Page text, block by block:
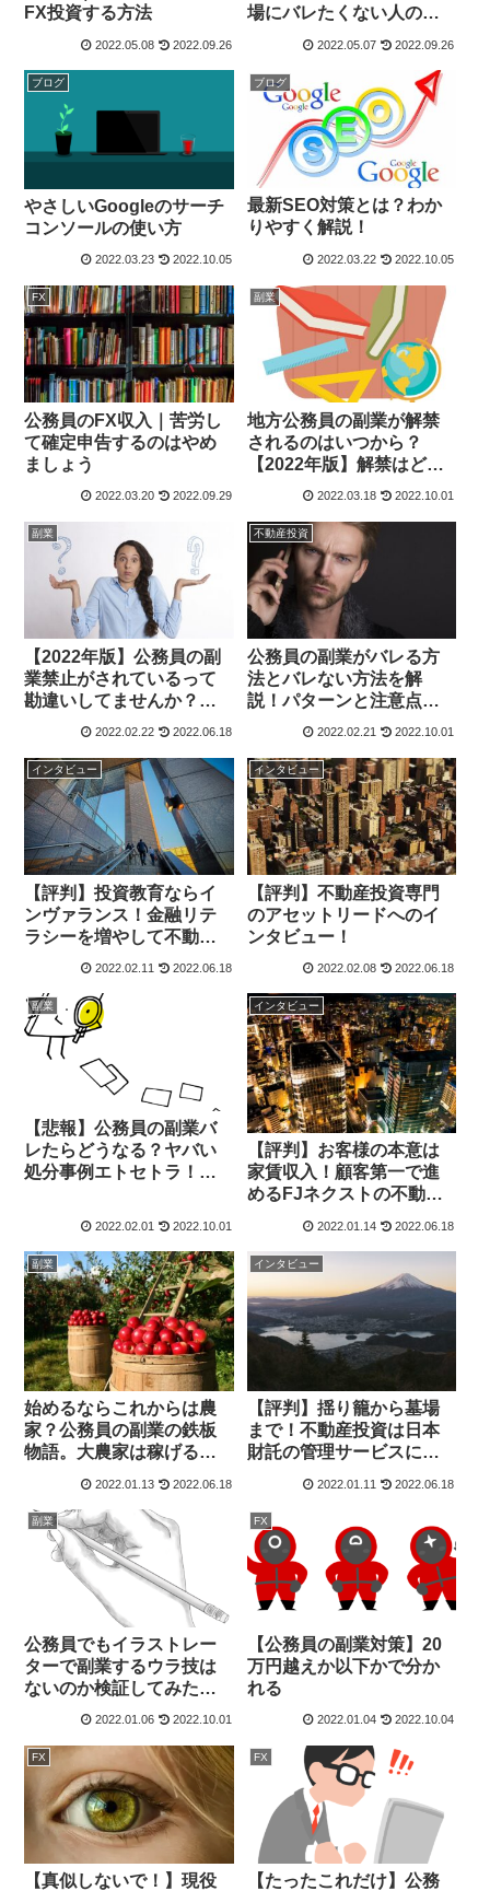
FX投資する方法
2022.05.08 2022.09.26
場にバレたくない人の為
2022.05.07 2022.09.26
ブログ
やさしいGoogleのサーチ
コンソールの使い方
2022.03.23 2022.10.05
ブログ
最新SEO対策とは？わか
りやすく解説！
2022.03.22 2022.10.05
FX
公務員のFX収入｜苦労し
て確定申告するのはやめ
ましょう
2022.03.20 2022.09.29
副業
地方公務員の副業が解禁
されるのはいつから？
【2022年版】解禁はどん
どん進んでいる！
2022.03.18 2022.10.01
副業
【2022年版】公務員の副
業禁止がされているって
勘違いしてませんか？副
業解禁した自治体
2022.02.22 2022.06.18
不動産投資
公務員の副業がバレる方
法とバレない方法を解
説！パターンと注意点に
ついて【不動産投資】
2022.02.21 2022.10.01
インタビュー
【評判】投資教育ならイ
ンヴァランス！金融リテ
ラシーを増やして不動産
投資を始めよう！インタ
2022.02.11 2022.06.18
インタビュー
【評判】不動産投資専門
のアセットリードへのイ
ンタビュー！
2022.02.08 2022.06.18
副業
【悲報】公務員の副業バ
レたらどうなる？ヤバい
処分事例エトセトラ！解
2022.02.01 2022.10.01
インタビュー
【評判】お客様の本意は
家賃収入！顧客第一で進
めるFJネクストの不動産
2022.01.14 2022.06.18
副業
始めるならこれからは農
家？公務員の副業の鉄板
物語。大農家は稼げる・
2022.01.13 2022.06.18
インタビュー
【評判】揺り籠から墓場
まで！不動産投資は日本
財託の管理サービスに任
2022.01.11 2022.06.18
副業
公務員でもイラストレー
ターで副業するウラ技は
ないのか検証してみた！
同人誌を販売したい
2022.01.06 2022.10.01
FX
【公務員の副業対策】20
万円越えか以下かで分か
れる
2022.01.04 2022.10.04
FX
【真似しないで！】現役
FX
【たったこれだけ】公務